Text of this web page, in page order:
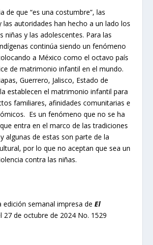
de que “es una costumbre”, las
las autoridades han hecho a un lado los
niñas y las adolescentes. Para las
continúa siendo un fenómeno
a México como el octavo país
de matrimonio infantil en el mundo.
Guerrero, Jalisco, Estado de
establecen el matrimonio infantil para
familiares, afinidades comunitarias e
Es un fenómeno que no se ha
entra en el marco de las tradiciones
algunas de estas son parte de la
por lo que no aceptan que sea un
contra las niñas.
edición semanal impresa deEl
27 de octubre de 2024 No. 1529